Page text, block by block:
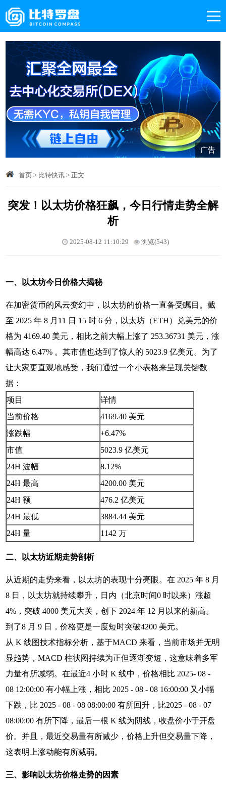
广告
首页> 比特快讯> 正文
突发！以太坊价格狂飙，今日行情走势全解
析
2025-08-12 11:10:29 浏览(543)
一、以太坊今日价格大揭秘
在加密货币的风云变幻中，以太坊的价格一直备受瞩目。截
至 2025 年 8 月11 日 15 时 6 分，以太坊（ETH）兑美元的价
格为 4169.40 美元，相比之前大幅上涨了 253.36731 美元，涨
幅高达 6.47% 。其市值也达到了惊人的 5023.9 亿美元。为了
让大家更直观地感受，我们通过一个小表格来呈现关键数
据：
项目
详情
当前价格
4169.40 美元
涨跌幅
+6.47%
市值
5023.9 亿美元
24H 波幅
8.12%
24H 最高
4200.00 美元
24H 额
476.2 亿美元
24H 最低
3884.44 美元
24H 量
1142 万
二、以太坊近期走势剖析
从近期的走势来看，以太坊的表现十分亮眼。在 2025 年 8 月
8 日，以太坊就持续攀升，日内（北京时间0 时以来）涨超
4%，突破 4000 美元大关，创下 2024 年 12 月以来的新高。
到了8 月 9 日，价格更是一度短时突破4200 美元。
从 K 线图技术指标分析，基于MACD 来看，当前市场并无明
显趋势，MACD 柱状图持续为正但逐渐变短，这意味着多军
力量有所减弱。在最近4 小时 K 线中，价格相比 2025- 08 -
08 12:00:00 有小幅上涨，相比 2025 - 08 - 08 16:00:00 又小幅
下跌，比 2025 - 08 - 08 08:00:00 有所回升，比2025 - 08 - 07
08:00:00 有所下降，最后一根 K 线为阴线，收盘价小于开盘
价。并且，最近交易量有所减少，价格上升但交易量下降，
这表明上涨动能有所减弱。
三、影响以太坊价格走势的因素